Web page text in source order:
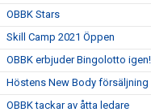
OBBK Stars
Skill Camp 2021 Öppen
OBBK erbjuder Bingolotto igen!
Höstens New Body försäljning
OBBK tackar av åtta ledare